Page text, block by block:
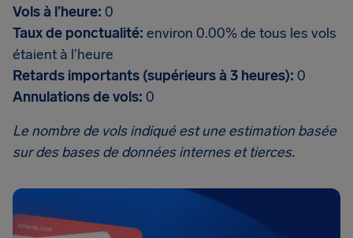
Vols à l’heure: 0
Taux de ponctualité: environ 0.00% de tous les vols
étaient à l'heure
Retards importants (supérieurs à 3 heures): 0
Annulations de vols: 0
Le nombre de vols indiqué est une estimation basée
sur des bases de données internes et tierces.